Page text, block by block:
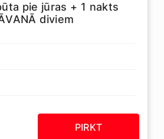
pie jūras + 1 nakts
diviem
PIRKT